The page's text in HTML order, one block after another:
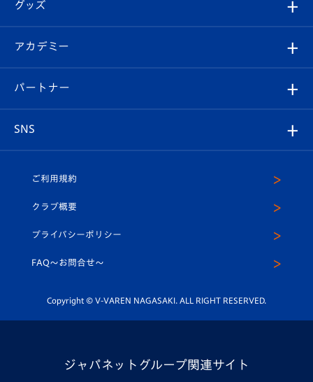
チケット
イベント
メディア
ホームタウン
スタッフプロフィール
マスコット紹介
平和祈念活動
ホームタウン活動
Revive Team
ヴィヴィくんの長崎おもてなしガイド
フォトギャラリー
スタジアムグルメ
V-LOVERS（ファンクラブ）
プレイヤーズスイート
グッズ
オンラインショップ
店舗情報
アカデミー
育成からのお知らせ
U-18
スクール
パートナー
SNS
ヴィヴィくんインスタグラム
公式LINE＠
ご利用規約
クラブ概要
プライバシーポリシー
FAQ〜お問合せ〜
Copyright © V-VAREN NAGASAKI. ALL RIGHT RESERVED.
ジャパネットグループ関連サイト